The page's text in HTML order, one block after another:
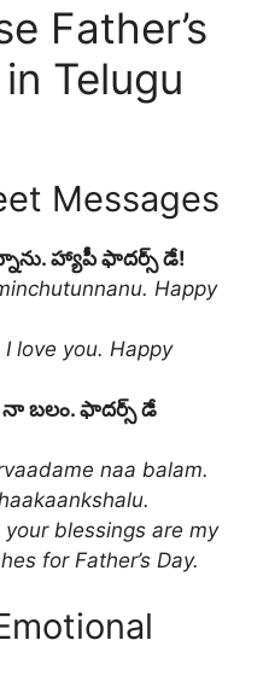
Father’s
Telugu
Messages
హ్యాపీ ఫాదర్స్ డే!
Happy
I love you. Happy
బలం. ఫాదర్స్ డే
naa balam.
your blessings are my
for Father’s Day.